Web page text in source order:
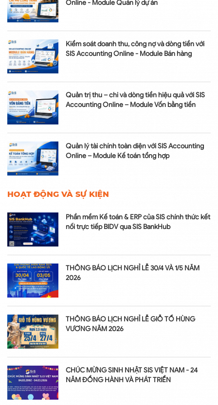
Online - Module Quản lý dự án
Kiểm soát doanh thu, công nợ và dòng tiền với
SIS Accounting Online - Module Bán hàng
Quản trị thu – chi và dòng tiền hiệu quả với SIS
Accounting Online – Module Vốn bằng tiền
Quản lý tài chính toàn diện với SIS Accounting
Online – Module Kế toán tổng hợp
HOẠT ĐỘNG VÀ SỰ KIỆN
Phần mềm Kế toán & ERP của SIS chính thức kết
nối trực tiếp BIDV qua SIS BankHub
THÔNG BÁO LỊCH NGHỈ LỄ 30/4 VÀ 1/5 NĂM
2026
THÔNG BÁO LỊCH NGHỈ LỄ GIỖ TỔ HÙNG
VƯƠNG NĂM 2026
CHÚC MỪNG SINH NHẬT SIS VIỆT NAM - 24
NĂM ĐỒNG HÀNH VÀ PHÁT TRIỂN